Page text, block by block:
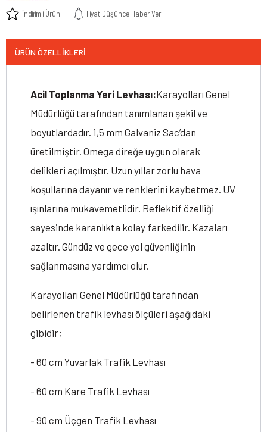
İndirimli Ürün Fiyat Düşünce Haber Ver
ÜRÜN ÖZELLIKLERI
Acil Toplanma Yeri Levhası:Karayolları Genel
Müdürlüğü tarafından tanımlanan şekil ve
boyutlardadır. 1,5 mm Galvaniz Sac’dan
üretilmiştir. Omega direğe uygun olarak
delikleri açılmıştır. Uzun yıllar zorlu hava
koşullarına dayanır ve renklerini kaybetmez. UV
ışınlarına mukavemetlidir. Reflektif özelliği
sayesinde karanlıkta kolay farkedilir. Kazaları
azaltır. Gündüz ve gece yol güvenliğinin
sağlanmasına yardımcı olur.
Karayolları Genel Müdürlüğü tarafından
belirlenen trafik levhası ölçüleri aşağıdaki
gibidir;
- 60 cm Yuvarlak Trafik Levhası
- 60 cm Kare Trafik Levhası
- 90 cm Üçgen Trafik Levhası